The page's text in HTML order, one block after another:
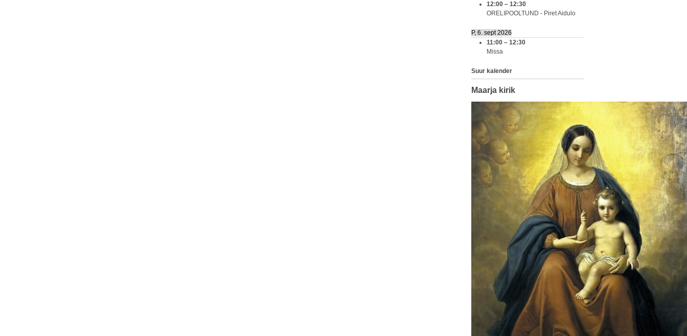
12:00 – 12:30
ORELIPOOLTUND - Piret Aidulo
P, 6. sept 2026
11:00 – 12:30
Missa
Suur kalender
Maarja kirik